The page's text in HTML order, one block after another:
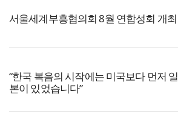
서울세계부흥협의회 8월 연합성회 개최
“한국 복음의 시작에는 미국보다 먼저 일
본이 있었습니다”